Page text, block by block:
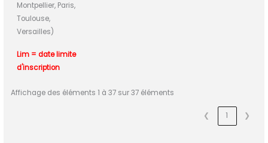
Montpellier, Paris,
Toulouse,
Versailles)
Lim = date limite
d'inscription
Affichage des éléments 1 à 37 sur 37 éléments
❮ 1 ❯